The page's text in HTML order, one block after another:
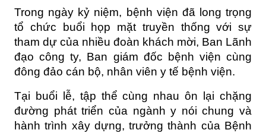
Trong ngày kỷ niệm, bệnh viện đã long trọng
tổ chức buổi họp mặt truyền thống với sự
tham dự của nhiều đoàn khách mời, Ban Lãnh
đạo công ty, Ban giám đốc bệnh viện cùng
đông đảo cán bộ, nhân viên y tế bệnh viện.
Tại buổi lễ, tập thể cùng nhau ôn lại chặng
đường phát triển của ngành y nói chung và
hành trình xây dựng, trưởng thành của Bệnh